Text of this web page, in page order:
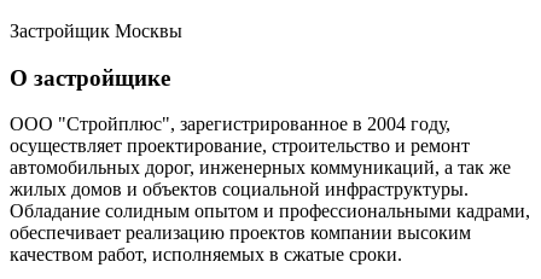
Застройщик Москвы
О застройщике
ООО "Стройплюс", зарегистрированное в 2004 году,
осуществляет проектирование, строительство и ремонт
автомобильных дорог, инженерных коммуникаций, а так же
жилых домов и объектов социальной инфраструктуры.
Обладание солидным опытом и профессиональными кадрами,
обеспечивает реализацию проектов компании высоким
качеством работ, исполняемых в сжатые сроки.